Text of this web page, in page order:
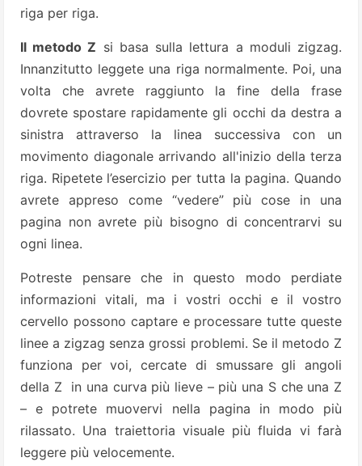
riga per riga.
Il metodo Z si basa sulla lettura a moduli zigzag.
Innanzitutto leggete una riga normalmente. Poi, una
volta che avrete raggiunto la fine della frase
dovrete spostare rapidamente gli occhi da destra a
sinistra attraverso la linea successiva con un
movimento diagonale arrivando all'inizio della terza
riga. Ripetete l’esercizio per tutta la pagina. Quando
avrete appreso come “vedere” più cose in una
pagina non avrete più bisogno di concentrarvi su
ogni linea.
Potreste pensare che in questo modo perdiate
informazioni vitali, ma i vostri occhi e il vostro
cervello possono captare e processare tutte queste
linee a zigzag senza grossi problemi. Se il metodo Z
funziona per voi, cercate di smussare gli angoli
della Z in una curva più lieve – più una S che una Z
– e potrete muovervi nella pagina in modo più
rilassato. Una traiettoria visuale più fluida vi farà
leggere più velocemente.